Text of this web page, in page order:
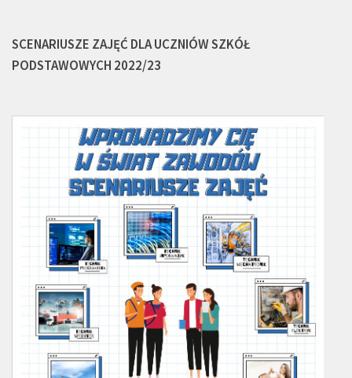
SCENARIUSZE ZAJĘĆ DLA UCZNIÓW SZKÓŁ
PODSTAWOWYCH 2022/23